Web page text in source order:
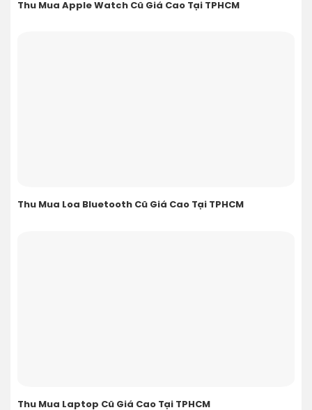
Thu Mua Apple Watch Cũ Giá Cao Tại TPHCM
Thu Mua Loa Bluetooth Cũ Giá Cao Tại TPHCM
Thu Mua Laptop Cũ Giá Cao Tại TPHCM